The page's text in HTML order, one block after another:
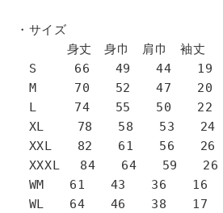
・サイズ
身丈 身巾 肩巾 袖丈
S 66 49 44 19
M 70 52 47 20
L 74 55 50 22
XL 78 58 53 24
XXL 82 61 56 26
XXXL 84 64 59 26
WM 61 43 36 16
WL 64 46 38 17